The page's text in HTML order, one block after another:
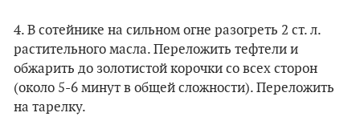
4. В сотейнике на сильном огне разогреть 2 ст. л.
растительного масла. Переложить тефтели и
обжарить до золотистой корочки со всех сторон
(около 5-6 минут в общей сложности). Переложить
на тарелку.